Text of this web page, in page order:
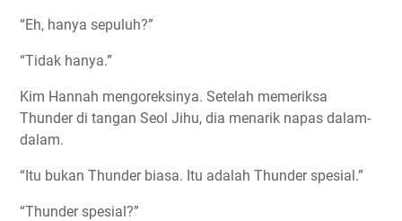
“Eh, hanya sepuluh?”
“Tidak hanya.”
Kim Hannah mengoreksinya. Setelah memeriksa
Thunder di tangan Seol Jihu, dia menarik napas dalam-
dalam.
“Itu bukan Thunder biasa. Itu adalah Thunder spesial.”
“Thunder spesial?”